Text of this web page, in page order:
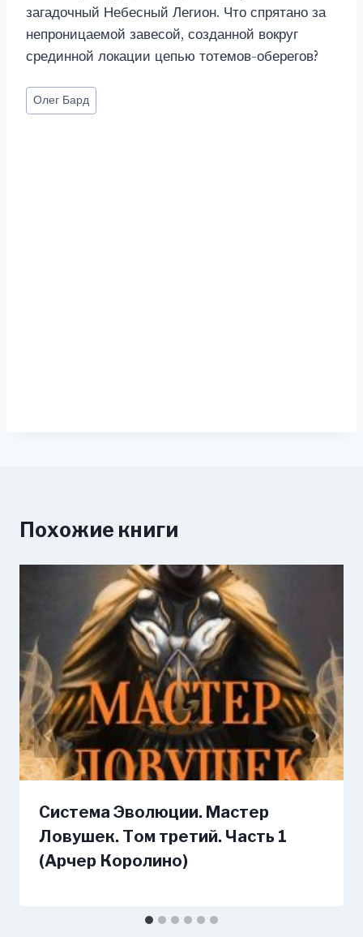
загадочный Небесный Легион. Что спрятано за
непроницаемой завесой, созданной вокруг
срединной локации цепью тотемов-оберегов?
Метки
записи:
Олег Бард
Похожие книги
Система Эволюции. Мастер
Ловушек. Том третий. Часть 1
(Арчер Королино)